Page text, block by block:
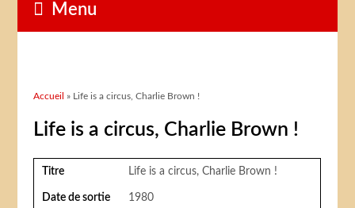
Menu
Vous êtes ici
Accueil » Life is a circus, Charlie Brown !
Life is a circus, Charlie Brown !
Titre Life is a circus, Charlie Brown !
Date de sortie 1980